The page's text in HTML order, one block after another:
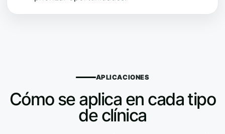
APLICACIONES
Cómo se aplica en cada tipo
de clínica